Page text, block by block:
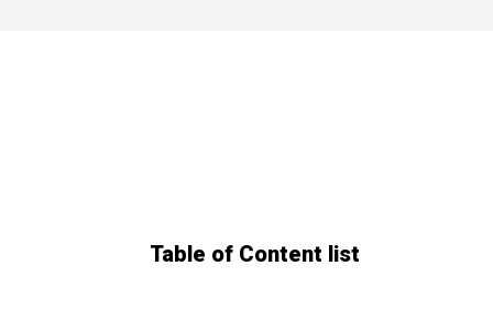
Table of Content list